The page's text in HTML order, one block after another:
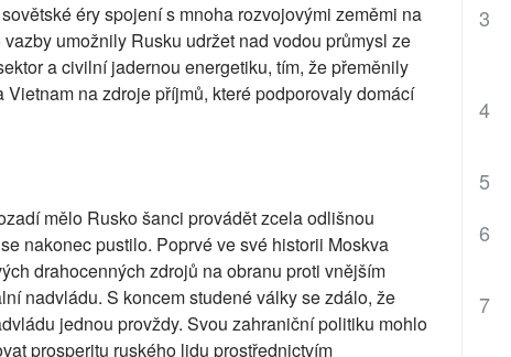
éry spojení s mnoha rozvojovými zeměmi na
umožnily Rusku udržet nad vodou průmysl ze
a civilní jadernou energetiku, tím, že přeměnily
Vietnam na zdroje příjmů, které podporovaly domácí
mělo Rusko šanci provádět zcela odlišnou
nakonec pustilo. Poprvé ve své historii Moskva
drahocenných zdrojů na obranu proti vnějším
nadvládu. S koncem studené války se zdálo, že
jednou provždy. Svou zahraniční politiku mohlo
prosperitu ruského lidu prostřednictvím